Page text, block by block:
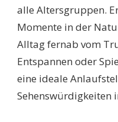
alle Altersgruppen.
Momente in der
Alltag fernab vom
Entspannen oder
eine ideale
Sehenswürdigkeiten